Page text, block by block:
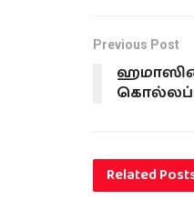
Previous Post
Related